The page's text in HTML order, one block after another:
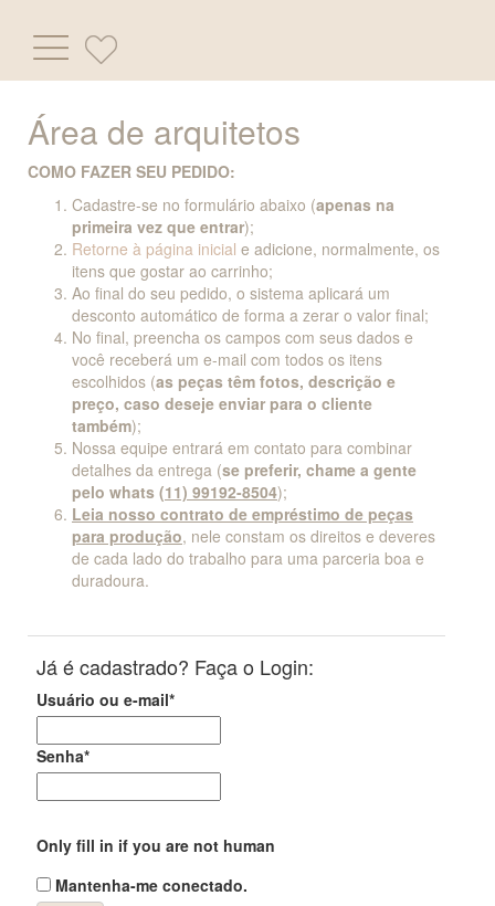
Pular
para
conteúdo
Área de arquitetos
COMO FAZER SEU PEDIDO:
Cadastre-se no formulário abaixo (apenas na
primeira vez que entrar);
Retorne à página inicial e adicione, normalmente, os
itens que gostar ao carrinho;
Ao final do seu pedido, o sistema aplicará um
desconto automático de forma a zerar o valor final;
No final, preencha os campos com seus dados e
você receberá um e-mail com todos os itens
escolhidos (as peças têm fotos, descrição e
preço, caso deseje enviar para o cliente
também);
Nossa equipe entrará em contato para combinar
detalhes da entrega (se preferir, chame a gente
pelo whats (11) 99192-8504);
Leia nosso contrato de empréstimo de peças
para produção, nele constam os direitos e deveres
de cada lado do trabalho para uma parceria boa e
duradoura.
Já é cadastrado? Faça o Login:
Usuário ou e-mail*
Senha*
Only fill in if you are not human
Mantenha-me conectado.